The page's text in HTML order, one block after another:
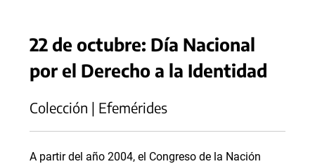
22 de octubre: Día Nacional
por el Derecho a la Identidad
Colección | Efemérides
A partir del año 2004, el Congreso de la Nación